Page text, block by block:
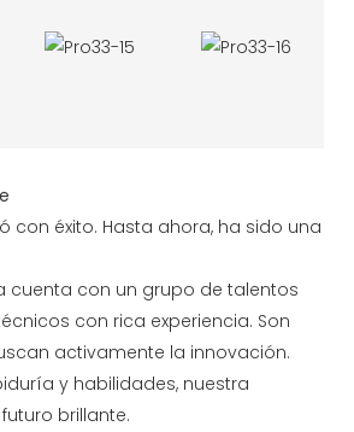
con éxito. Hasta ahora, ha sido una
cuenta con un grupo de talentos
con rica experiencia. Son
activamente la innovación.
y habilidades, nuestra
brillante.